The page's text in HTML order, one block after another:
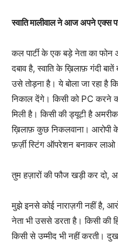
स्वाति मालीवाल ने आज अपने एक्स
कल पार्टी के एक बड़े नेता का
दबाव है, स्वाति के ख़िलाफ़ गंदी
उसे तोड़ना है। ये बोला जा रहा है
निकाल देंगे। किसी को PC करने
मिली है। किसी की ड्यूटी है
ख़िलाफ़ कुछ निकलवाना। आरोपी के
फ़र्ज़ी स्टिंग ऑपरेशन बनाकर
तुम हज़ारों की फौज खड़ी कर दो,
मुझे इनसे कोई नाराज़गी नहीं है,
नेता भी उससे डरता है। किसी की
किसी से उम्मीद भी नहीं करती।